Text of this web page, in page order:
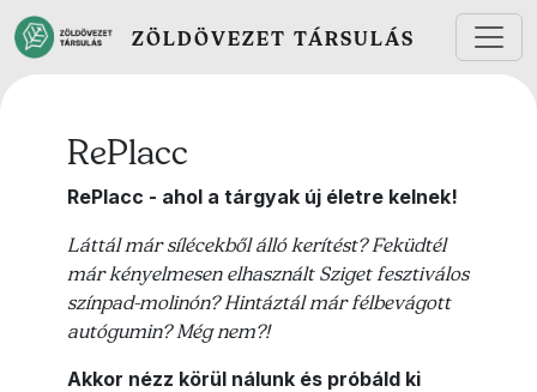
Ugrás a tartalomra
ZÖLDÖVEZET TÁRSULÁS
RePlacc
RePlacc - ahol a tárgyak új életre kelnek!
Láttál már sílécekből álló kerítést? Feküdtél
már kényelmesen elhasznált Sziget fesztiválos
színpad-molinón? Hintáztál már félbevágott
autógumin? Még nem?!
Akkor nézz körül nálunk és próbáld ki